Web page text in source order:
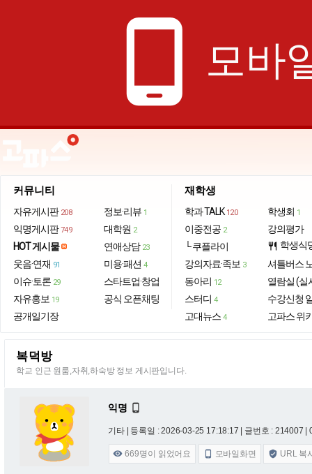
phone_android 모바
커뮤니티
자유게시판 208
익명게시판 749
HOT 게시물
웃음·연재 91
이슈·토론 29
자유홍보 19
공개일기장
정보·리뷰 1
대학원 2
연애상담 23
미용·패션 4
스타트업·창업
공식 오픈채팅
재학생
학과 TALK 120
이중전공 2
└ 쿠플라이
강의자료·족보 3
동아리 12
스터디 4
고대뉴스 4
학생회 1
강의평가
restaurant 학생식
셔틀버스
열람실 (실
수강신청
고파스 위
복덕방
학교 인근 원룸,자취,하숙방 정보 게시판입니다.
익명 
기타 | 등록일 : 2026-03-25 17:18:17 | 글번호 : 214007 |
 669명이 읽었어요  모바일화면  URL 복